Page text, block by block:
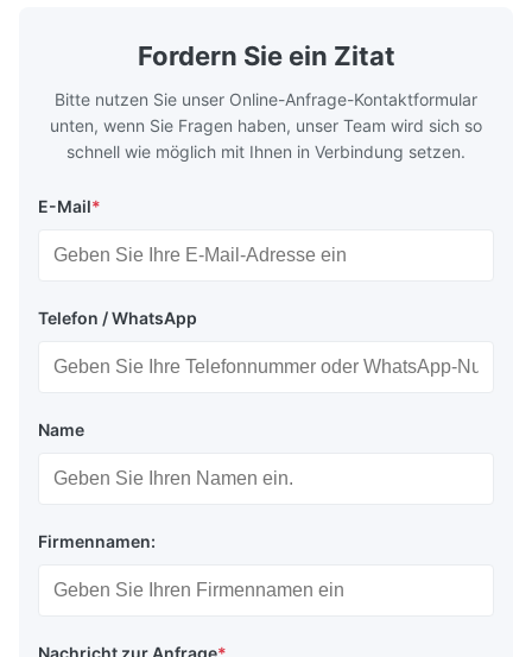
distribution in production processes. Flow
Plate Features Complex, Burr
Fordern Sie ein Zitat
Bitte nutzen Sie unser Online-Anfrage-Kontaktformular
unten, wenn Sie Fragen haben, unser Team wird sich so
schnell wie möglich mit Ihnen in Verbindung setzen.
E-Mail*
Telefon / WhatsApp
Name
Firmennamen:
Nachricht zur Anfrage*